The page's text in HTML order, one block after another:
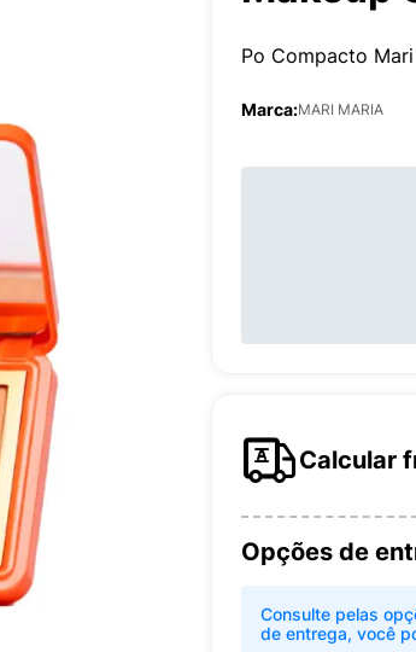
Po Compacto
Marca:MARI MARIA
Calcular
Opções de
Consulte pelas
de entrega, você